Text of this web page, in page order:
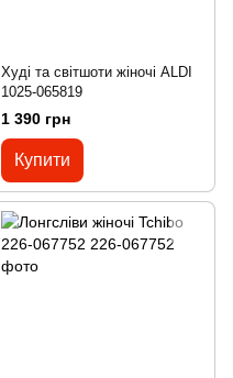
Худі та світшоти жіночі ALDI
1025-065819
1 390 грн
Купити